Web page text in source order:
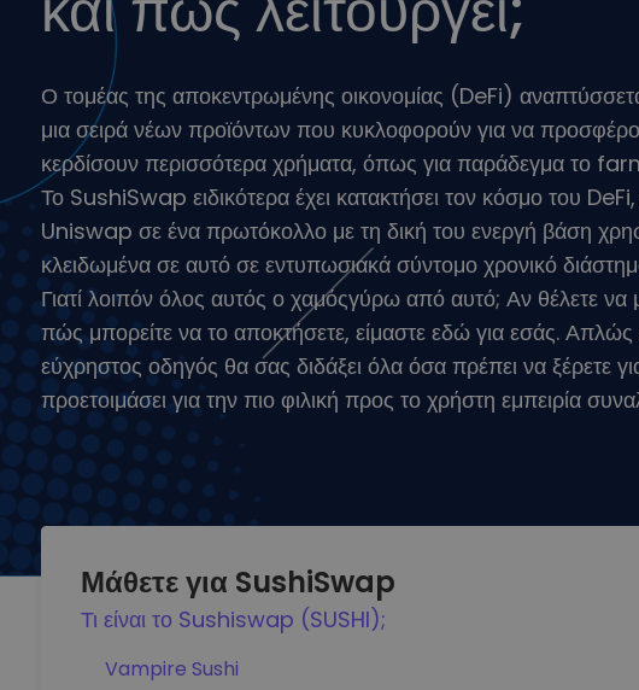
Εξερεύνηση επενδύσεων
Βρες τη δική σου crypto στρατηγική
Ο τομέας της αποκεντρωμένης οικονομίας (DeFi)
μια σειρά νέων προϊόντων που κυκλοφορούν για να
κερδίσουν περισσότερα χρήματα, όπως για παράδεγμα το
Το SushiSwap ειδικότερα έχει κατακτήσει τον κόσμο του
Uniswap σε ένα πρωτόκολλο με τη δική του ενεργή βάση
κλειδωμένα σε αυτό σε εντυπωσιακά σύντομο χρονικό
Γιατί λοιπόν όλος αυτός ο χαμόςγύρω από αυτό; Αν θέλετε να
πώς μπορείτε να το αποκτήσετε, είμαστε εδώ για εσάς. Απλώς
εύχρηστος οδηγός θα σας διδάξει όλα όσα πρέπει να ξέρετε
προετοιμάσει για την πιο φιλική προς το χρήστη εμπειρία
Μάθετε για SushiSwap
Τι είναι το Sushiswap (SUSHI);
Vampire Sushi